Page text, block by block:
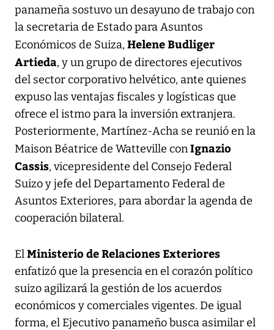
panameña sostuvo un desayuno de trabajo con
la secretaria de Estado para Asuntos
Económicos de Suiza, Helene Budliger
Artieda, y un grupo de directores ejecutivos
del sector corporativo helvético, ante quienes
expuso las ventajas fiscales y logísticas que
ofrece el istmo para la inversión extranjera.
Posteriormente, Martínez-Acha se reunió en la
Maison Béatrice de Watteville conIgnazio
Cassis, vicepresidente del Consejo Federal
Suizo y jefe del Departamento Federal de
Asuntos Exteriores, para abordar la agenda de
cooperación bilateral.
ElMinisterio de Relaciones Exteriores
enfatizó que la presencia en el corazón político
suizo agilizará la gestión de los acuerdos
económicos y comerciales vigentes. De igual
forma, el Ejecutivo panameño busca asimilar el